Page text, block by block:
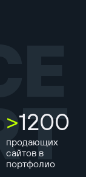
>1200
продающих
сайтов в
портфолио